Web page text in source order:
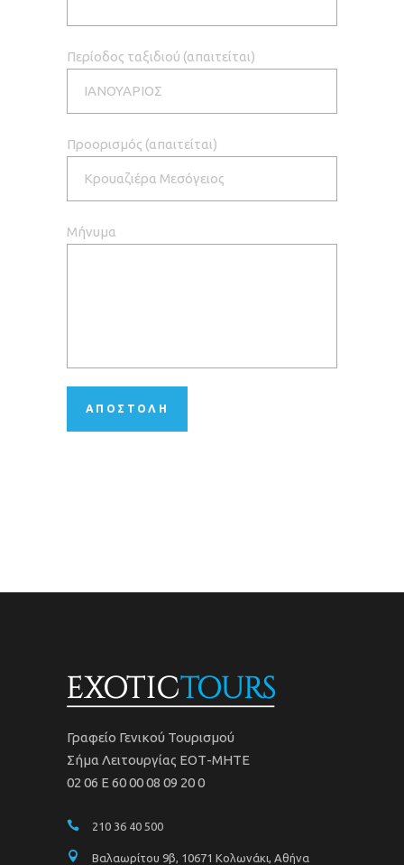
Περίοδος ταξιδιού (απαιτείται)
Προορισμός (απαιτείται)
Μήνυμα
Γραφείο Γενικού Τουρισμού
Σήμα Λειτουργίας ΕΟΤ-ΜΗΤΕ
02 06 Ε 60 00 08 09 20 0
210 36 40 500
Βαλαωρίτου 9β, 10671 Κολωνάκι, Αθήνα